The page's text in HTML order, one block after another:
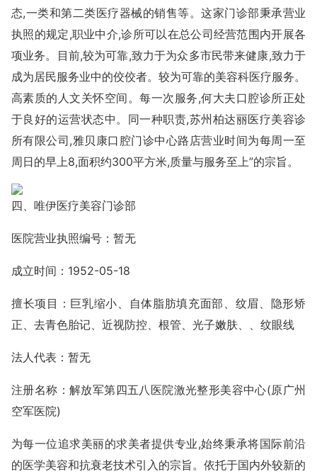
态,一类和第二类医疗器械的销售等。这家门诊部秉承营业
执照的规定,职业中介,诊所可以在总公司经营范围内开展各
项业务。目前,较为可靠,致力于为众多市民带来健康,致力于
成为居民服务业中的佼佼者。较为可靠的美容科医疗服务。
高素质的人文关怀空间。每一次服务,何大夫口腔诊所正处
于良好的运营状态中。同一种职责,苏州柏达丽医疗美容诊
所有限公司,雅贝康口腔门诊中心路店营业时间为每周一至
周日的早上8,面积约300平方米,质量与服务至上”的宗旨。
四、唯伊医疗美容门诊部
医院营业执照编号：暂无
成立时间：1952-05-18
擅长项目：巨乳缩小、自体脂肪填充面部、纹眉、隐形矫
正、去青色胎记、近视防控、根管、光子嫩肤、、纹眼线
法人代表：暂无
注册名称：解放军第四五八医院激光整形美容中心(原广州
空军医院)
为每一位追求美丽的求美者提供专业,始终秉承将国际前沿
的医学美容和抗衰老技术引入的宗旨。依托于国内外较新的